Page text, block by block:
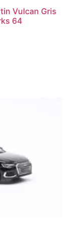
Vulcan Gris
64